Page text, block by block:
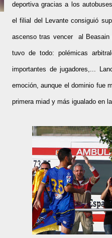
deportiva gracias a los
el filial del Levante consiguió
ascenso tras vencer al Beasain
tuvo de todo: polémicas
importantes de jugadores,...
emoción, aunque el dominio fue
primera miad y más igualado en